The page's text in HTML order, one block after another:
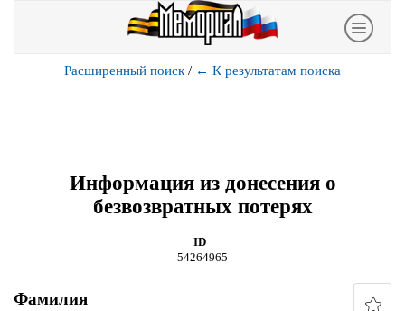
Расширенный поиск / ← К результатам поиска
Информация из донесения о
безвозвратных потерях
ID
54264965
Фамилия